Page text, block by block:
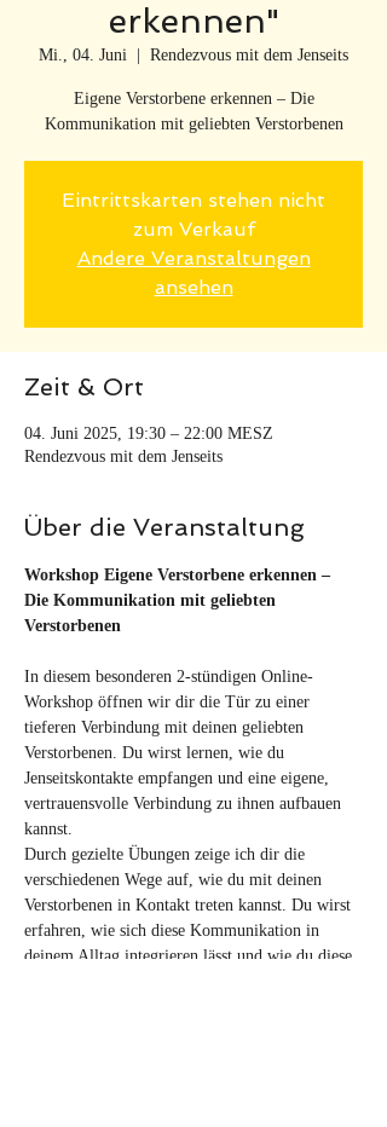
erkennen"
Mi., 04. Juni Rendezvous mit dem Jenseits
Eigene Verstorbene erkennen – Die
Kommunikation mit geliebten Verstorbenen
Eintrittskarten stehen nicht
zum Verkauf
Andere Veranstaltungen
ansehen
Zeit & Ort
04. Juni 2025, 19:30 – 22:00 MESZ
Rendezvous mit dem Jenseits
Über die Veranstaltung
Workshop Eigene Verstorbene erkennen –
Die Kommunikation mit geliebten
Verstorbenen
In diesem besonderen 2-stündigen Online-
Workshop öffnen wir dir die Tür zu einer
tieferen Verbindung mit deinen geliebten
Verstorbenen. Du wirst lernen, wie du
Jenseitskontakte empfangen und eine eigene,
vertrauensvolle Verbindung zu ihnen aufbauen
kannst.
Durch gezielte Übungen zeige ich dir die
verschiedenen Wege auf, wie du mit deinen
Verstorbenen in Kontakt treten kannst. Du wirst
erfahren, wie sich diese Kommunikation in
deinem Alltag integrieren lässt und wie du diese